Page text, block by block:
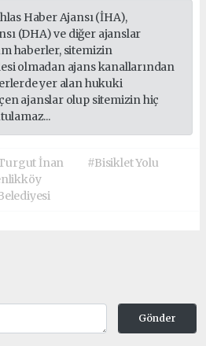
Haber Ajansı (İHA),
(DHA) ve diğer ajanslar
haberler, sitemizin
olmadan ajans kanallarından
yer alan hukuki
ajanslar olup sitemizin hiç
İnan
#Bisiklet Yolu
Gönder